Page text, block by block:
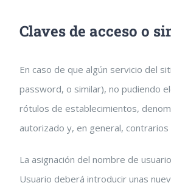
Claves de acceso o
En caso de que algún servicio del
password, o similar), no pudiendo
rótulos de establecimientos,
autorizado y, en general,
La asignación del nombre de
Usuario deberá introducir unas